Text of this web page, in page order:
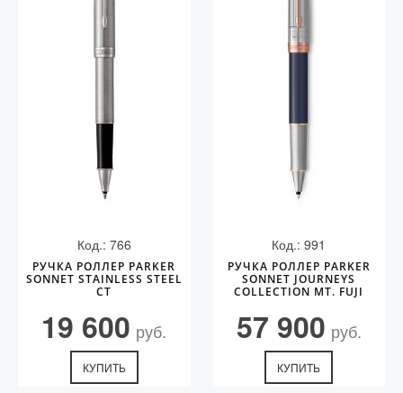
Код.: 766
РУЧКА РОЛЛЕР PARKER
SONNET STAINLESS STEEL
CT
19 600 руб.
КУПИТЬ
Код.: 991
РУЧКА РОЛЛЕР PARKER
SONNET JOURNEYS
COLLECTION MT. FUJI
57 900 руб.
КУПИТЬ